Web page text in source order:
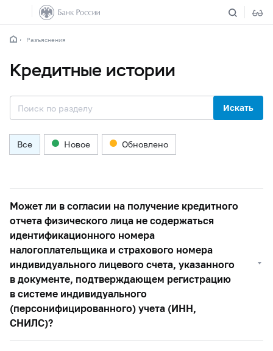
Разъяснения
Кредитные истории
Искать
Все Новое Обновлено
Может ли в согласии на получение кредитного
отчета физического лица не содержаться
идентификационного номера
налогоплательщика и страхового номера
индивидуального лицевого счета, указанного
в документе, подтверждающем регистрацию
в системе индивидуального
(персонифицированного) учета (ИНН,
СНИЛС)?